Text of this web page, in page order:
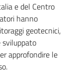
e del Centro
hanno
geotecnici,
sviluppato
approfondire le